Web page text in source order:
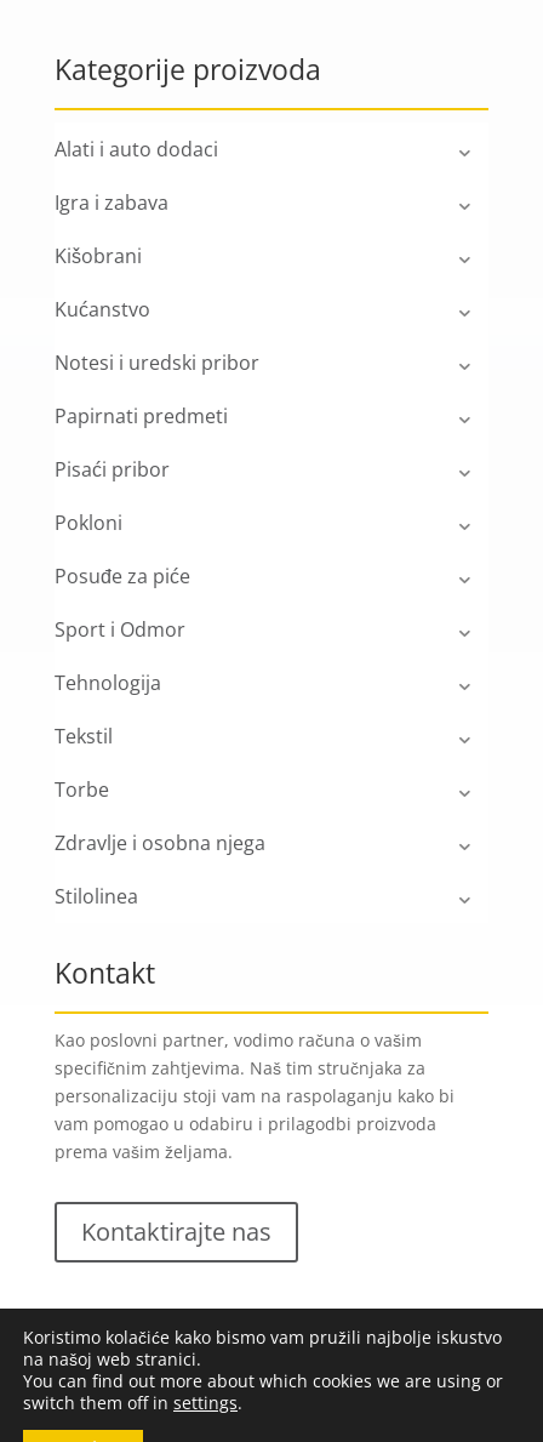
Kategorije proizvoda
Alati i auto dodaci
Igra i zabava
Kišobrani
Kućanstvo
Notesi i uredski pribor
Papirnati predmeti
Pisaći pribor
Pokloni
Posuđe za piće
Sport i Odmor
Tehnologija
Tekstil
Torbe
Zdravlje i osobna njega
Stilolinea
Kontakt
Kao poslovni partner, vodimo računa o vašim
specifičnim zahtjevima. Naš tim stručnjaka za
personalizaciju stoji vam na raspolaganju kako bi
vam pomogao u odabiru i prilagodbi proizvoda
prema vašim željama.
Kontaktirajte nas
Lungomare d.o.o.2023. Sva prava pridržana |
Koristimo kolačiće kako bismo vam pružili najbolje iskustvo
na našoj web stranici.
You can find out more about which cookies we are using or
switch them off in settings.